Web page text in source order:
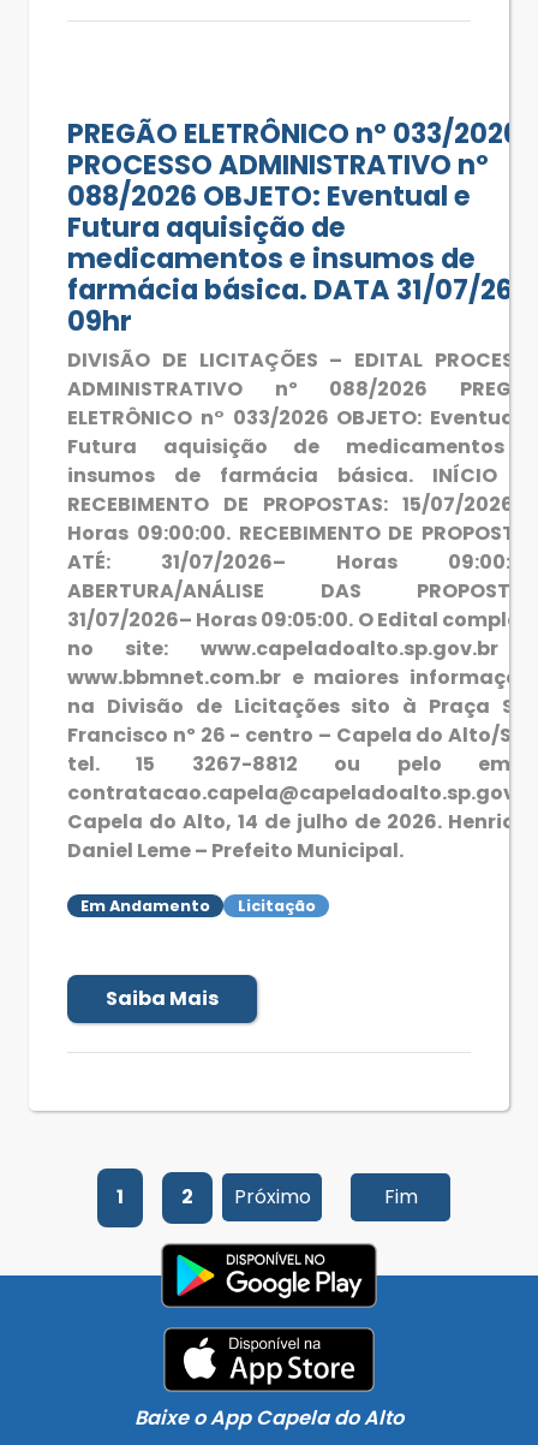
PREGÃO ELETRÔNICO n° 033/2026
PROCESSO ADMINISTRATIVO nº
088/2026 OBJETO: Eventual e
Futura aquisição de
medicamentos e insumos de
farmácia básica. DATA 31/07/26 -
09hr
DIVISÃO DE LICITAÇÕES – EDITAL
ADMINISTRATIVO nº 088/2026
ELETRÔNICO n° 033/2026 OBJETO: Eventual
Futura aquisição de medicamentos
insumos de farmácia básica. INÍCIO
RECEBIMENTO DE PROPOSTAS: 15/07/2026
Horas 09:00:00. RECEBIMENTO DE
ATÉ: 31/07/2026– Horas
ABERTURA/ANÁLISE DAS
31/07/2026– Horas 09:05:00. O Edital
no site: www.capeladoalto.sp.gov.br
www.bbmnet.com.br e maiores
na Divisão de Licitações sito à Praça
Francisco nº 26 - centro – Capela do Alto/SP
tel. 15 3267-8812 ou pelo
Capela do Alto, 14 de julho de 2026.
Daniel Leme – Prefeito Municipal.
Em Andamento Licitação
Saiba Mais
1 2 Próximo Fim
Baixe o App Capela do Alto